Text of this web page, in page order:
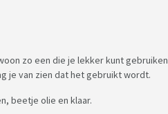
zo een die je lekker kunt gebruiken
je van zien dat het gebruikt wordt.
beetje olie en klaar.